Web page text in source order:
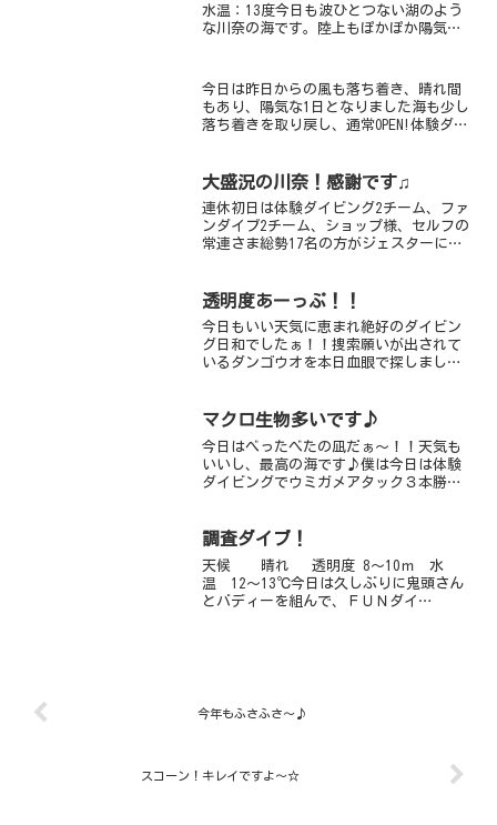
水温：13度今日も波ひとつない湖のよう
な川奈の海です。陸上もぽかぽか陽気
れ落ちてしまいました。最後には５ｍと
いったところです。...
今日は昨日からの風も落ち着き、晴れ間
もあり、陽気な1日となりました海も少し
落ち着きを取り戻し、通常OPEN!体験ダイ
方達で、さくっと潜れちゃいました浅瀬
大盛況の川奈！感謝です♫
連休初日は体験ダイビング2チーム、ファ
ンダイブ2チーム、ショップ様、セルフの
常連さま総勢17名の方がジェスターに訪
ーっても快適な川奈無敵ビーチです。体
透明度あーっぷ！！
今日もいい天気に恵まれ絶好のダイビン
グ日和でしたぁ！！捜索願いが出されて
いるダンゴウオを本日血眼で探しました
アオウミガメのスージーちゃんにも会え
マクロ生物多いです♪
今日はべったべたの凪だぁ～！！天気も
いいし、最高の海です♪僕は今日は体験
ダイビングでウミガメアタック３本勝
日はウミガメが休日を撮っているようで
調査ダイブ！
天候 晴れ 透明度 8～10ｍ 水
温 12～13℃今日は久しぶりに鬼頭さん
とバディーを組んで、ＦＵＮダイ
今年もふさふさ～♪
スコーン！キレイですよ～☆